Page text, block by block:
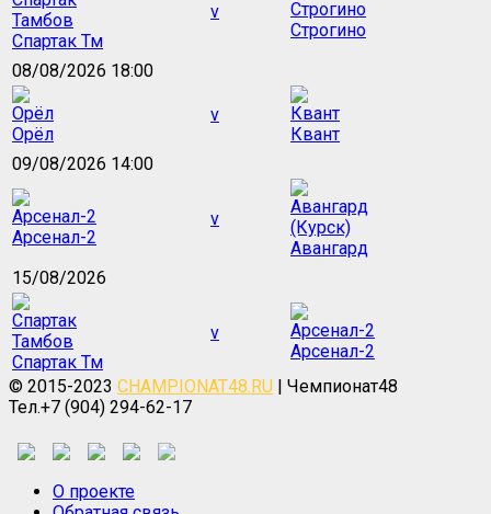
Спартак Тм
v
Строгино
08/08/2026 18:00
Орёл
v
Квант
09/08/2026 14:00
Арсенал-2
v
Авангард
15/08/2026
Спартак Тм
v
Арсенал-2
© 2015-2023 CHAMPIONAT48.RU | Чемпионат48
Тел.+7 (904) 294-62-17
О проекте